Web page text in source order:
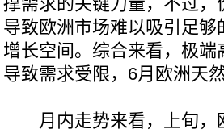
导致欧洲市场难以吸引足
增长空间。综合来看，极
导致需求受限，6月欧洲天
月内走势来看，上旬，